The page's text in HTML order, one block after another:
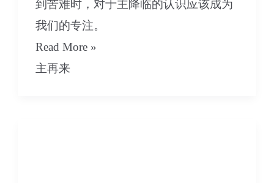
到苦难时，对于主降临的认识应该成为
我们的专注。
10
每
Read More »
主再来